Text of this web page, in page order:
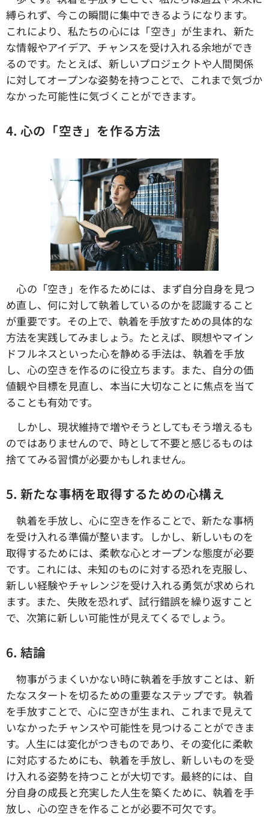
縛られず、今この瞬間に集中できるようになります。
これにより、私たちの心には「空き」が生まれ、新た
な情報やアイデア、チャンスを受け入れる余地ができ
るのです。たとえば、新しいプロジェクトや人間関係
に対してオープンな姿勢を持つことで、これまで気づか
なかった可能性に気づくことができます。
4. 心の「空き」を作る方法
心の「空き」を作るためには、まず自分自身を見つ
め直し、何に対して執着しているのかを認識すること
が重要です。その上で、執着を手放すための具体的な
方法を実践してみましょう。たとえば、瞑想やマイン
ドフルネスといった心を静める手法は、執着を手放
し、心の空きを作るのに役立ちます。また、自分の価
値観や目標を見直し、本当に大切なことに焦点を当て
ることも有効です。
しかし、現状維持で増やそうとしてもそう増えるも
のではありませんので、時として不要と感じるものは
捨ててみる習慣が必要かもしれません。
5. 新たな事柄を取得するための心構え
執着を手放し、心に空きを作ることで、新たな事柄
を受け入れる準備が整います。しかし、新しいものを
取得するためには、柔軟な心とオープンな態度が必要
です。これには、未知のものに対する恐れを克服し、
新しい経験やチャレンジを受け入れる勇気が求められ
ます。また、失敗を恐れず、試行錯誤を繰り返すこと
で、次第に新しい可能性が見えてくるでしょう。
6. 結論
物事がうまくいかない時に執着を手放すことは、新
たなスタートを切るための重要なステップです。執着
を手放すことで、心に空きが生まれ、これまで見えて
いなかったチャンスや可能性を見つけることができま
す。人生には変化がつきものであり、その変化に柔軟
に対応するためにも、執着を手放し、新しいものを受
け入れる姿勢を持つことが大切です。最終的には、自
分自身の成長と充実した人生を築くために、執着を手
放し、心の空きを作ることが必要不可欠です。